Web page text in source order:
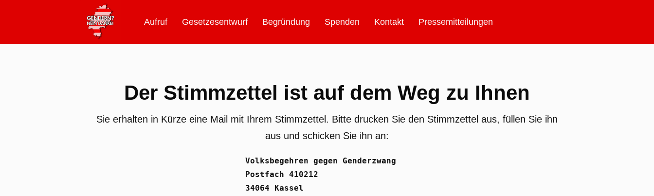
Aufruf Gesetzesentwurf Begründung Spenden Kontakt Pressemitteilungen
Der Stimmzettel ist auf dem Weg zu Ihnen
Sie erhalten in Kürze eine Mail mit Ihrem Stimmzettel. Bitte drucken Sie den Stimmzettel aus, füllen Sie ihn
aus und schicken Sie ihn an:
Volksbegehren gegen Genderzwang
Postfach 410212
34064 Kassel